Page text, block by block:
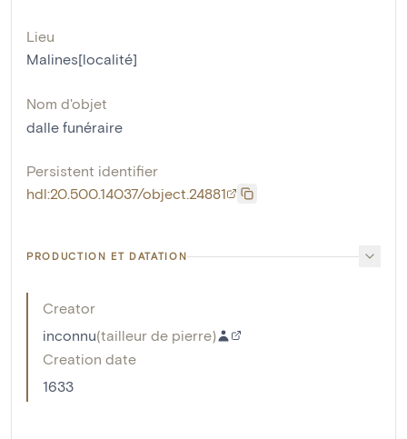
Lieu
Malines[localité]
Nom d'objet
dalle funéraire
Persistent identifier
hdl:20.500.14037/object.24881
PRODUCTION ET DATATION
Creator
inconnu(tailleur de pierre)
Creation date
1633